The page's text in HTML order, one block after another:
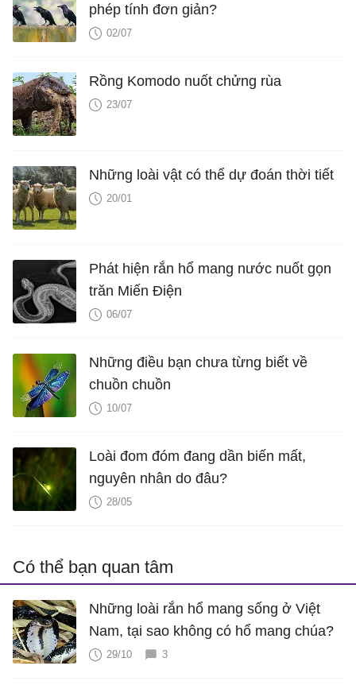
phép tính đơn giản?
02/07
Rồng Komodo nuốt chửng rùa
23/07
Những loài vật có thể dự đoán thời tiết
20/01
Phát hiện rắn hổ mang nước nuốt gọn
trăn Miến Điện
06/07
Những điều bạn chưa từng biết về
chuồn chuồn
10/07
Loài đom đóm đang dần biến mất,
nguyên nhân do đâu?
28/05
Có thể bạn quan tâm
Những loài rắn hổ mang sống ở Việt
Nam, tại sao không có hổ mang chúa?
29/10 3